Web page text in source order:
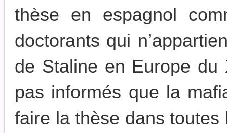
thèse en espagnol
doctorants qui
de Staline en Europe du
pas informés que la
faire la thèse dans toutes